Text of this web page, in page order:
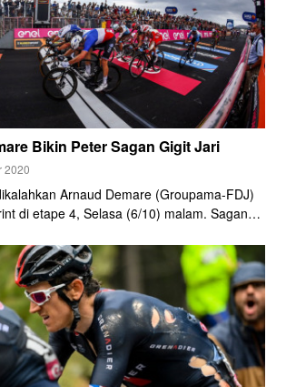
Bikin Peter Sagan Gigit Jari
2020
Arnaud Demare (Groupama-FDJ)
di etape 4, Selasa (6/10) malam. Sagan